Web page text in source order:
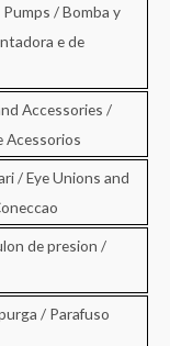
/ Bomba y
e de
Accessories /
Acessorios
/ Eye Unions and
de presion /
/ Parafuso